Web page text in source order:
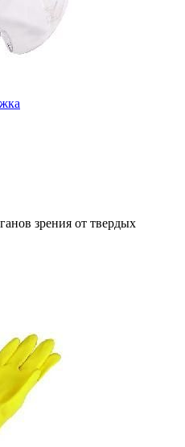
зрения от твердых